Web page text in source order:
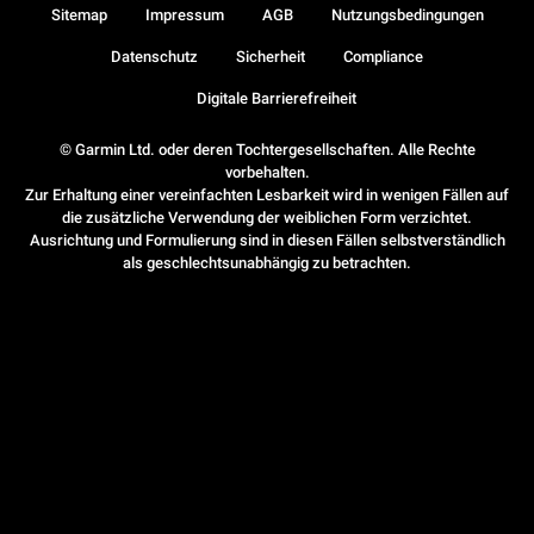
© Garmin Ltd. oder deren Tochtergesellschaften. Alle Rechte
vorbehalten.
Zur Erhaltung einer vereinfachten Lesbarkeit wird in wenigen Fällen auf
die zusätzliche Verwendung der weiblichen Form verzichtet.
Ausrichtung und Formulierung sind in diesen Fällen selbstverständlich
als geschlechtsunabhängig zu betrachten.
Sitemap Impressum AGB Nutzungsbedingungen
Datenschutz Sicherheit Compliance
Digitale Barrierefreiheit